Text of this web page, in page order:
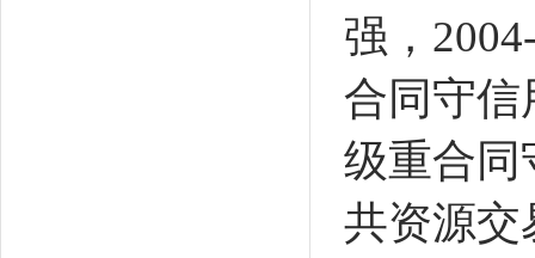
强，
合同守信
级重合同
共资源交